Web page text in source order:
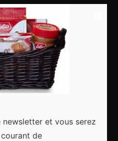
Culturels à Découvrir à
l’Annéeet vous serez
de